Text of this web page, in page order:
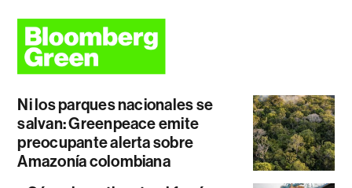
Ni los parques nacionales se
salvan: Greenpeace emite
preocupante alerta sobre
Amazonía colombiana